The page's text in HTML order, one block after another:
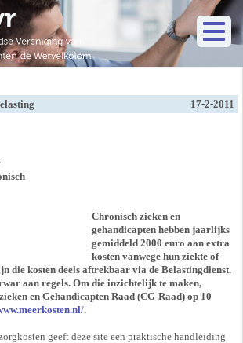
17-2-2011
Chronisch zieken en
gehandicapten hebben jaarlijks
gemiddeld 2000 euro aan extra
kosten vanwege hun ziekte of
die kosten deels aftrekbaar via de Belastingdienst.
aan regels. Om die inzichtelijk te maken,
en Gehandicapten Raad (CG-Raad) op 10
.
geeft deze site een praktische handleiding